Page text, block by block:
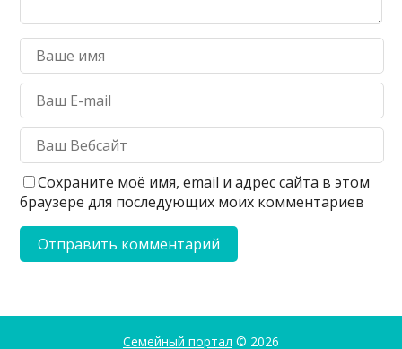
Сохраните моё имя, email и адрес сайта в этом
браузере для последующих моих комментариев
Семейный портал © 2026